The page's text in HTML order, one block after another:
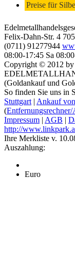
Preise für
Felix-Dahn-Str. 4
(0711) 91277944
08:00-17:45 Sa
Copyright © 2012
(Goldankauf und
So finden Sie uns in
Stuttgart | Ankauf
(
Impressum | AGB |
http://
Ihre Merkliste v.
Auszahlung:
Euro